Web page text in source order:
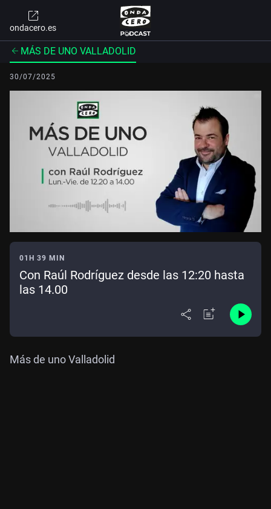
ondacero.es
MÁS DE UNO VALLADOLID
30/07/2025
01H 39 MIN
Con Raúl Rodríguez desde las 12:20 hasta
las 14.00
Más de uno Valladolid